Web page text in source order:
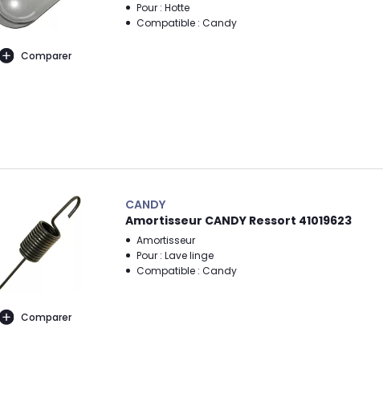
Comparer
Pour : Hotte
Compatible : Candy
Comparer
CANDY
Amortisseur CANDY Ressort 41019623
Amortisseur
Pour : Lave linge
Compatible : Candy